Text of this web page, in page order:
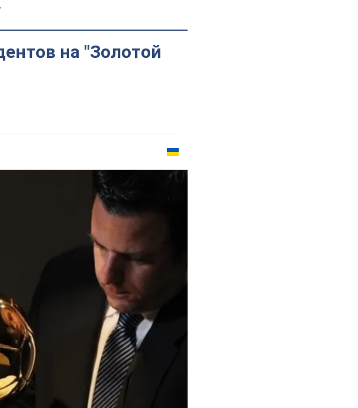
на "Золотой